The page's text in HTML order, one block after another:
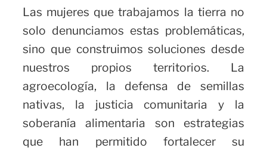
Las mujeres que trabajamos la tierra no
solo denunciamos estas problemáticas,
sino que construimos soluciones desde
nuestros propios territorios. La
agroecología, la defensa de semillas
nativas, la justicia comunitaria y la
soberanía alimentaria son estrategias
que han permitido fortalecer su